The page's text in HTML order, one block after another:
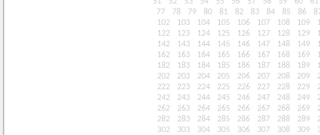
77
78 79 80 81 82 83 84 85 86
102
103 104 105 106 107 108 109
122
123 124 125 126 127 128 129
142
143 144 145 146 147 148 149
162
163 164 165 166 167 168 169
182
183 184 185 186 187 188 189
202
203 204 205 206 207 208 209
222
223 224 225 226 227 228 229
242
243 244 245 246 247 248 249
262
263 264 265 266 267 268 269
282
283 284 285 286 287 288 289
302
303 304 305 306 307 308 309